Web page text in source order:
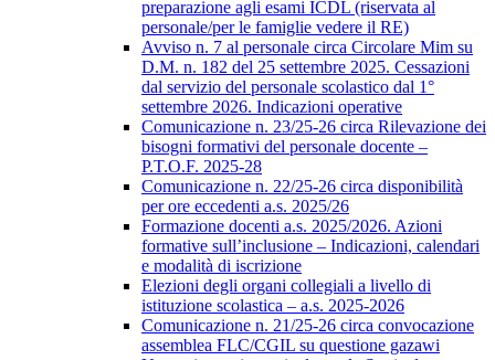
preparazione agli esami ICDL (riservata al
personale/per le famiglie vedere il RE)
Avviso n. 7 al personale circa Circolare Mim su
D.M. n. 182 del 25 settembre 2025. Cessazioni
dal servizio del personale scolastico dal 1°
settembre 2026. Indicazioni operative
Comunicazione n. 23/25-26 circa Rilevazione dei
bisogni formativi del personale docente –
P.T.O.F. 2025-28
Comunicazione n. 22/25-26 circa disponibilità
per ore eccedenti a.s. 2025/26
Formazione docenti a.s. 2025/2026. Azioni
formative sull’inclusione – Indicazioni, calendari
e modalità di iscrizione
Elezioni degli organi collegiali a livello di
istituzione scolastica – a.s. 2025-2026
Comunicazione n. 21/25-26 circa convocazione
assemblea FLC/CGIL su questione gazawi